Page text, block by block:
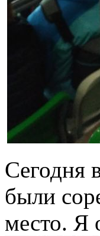
Сегодня
были
место. Я